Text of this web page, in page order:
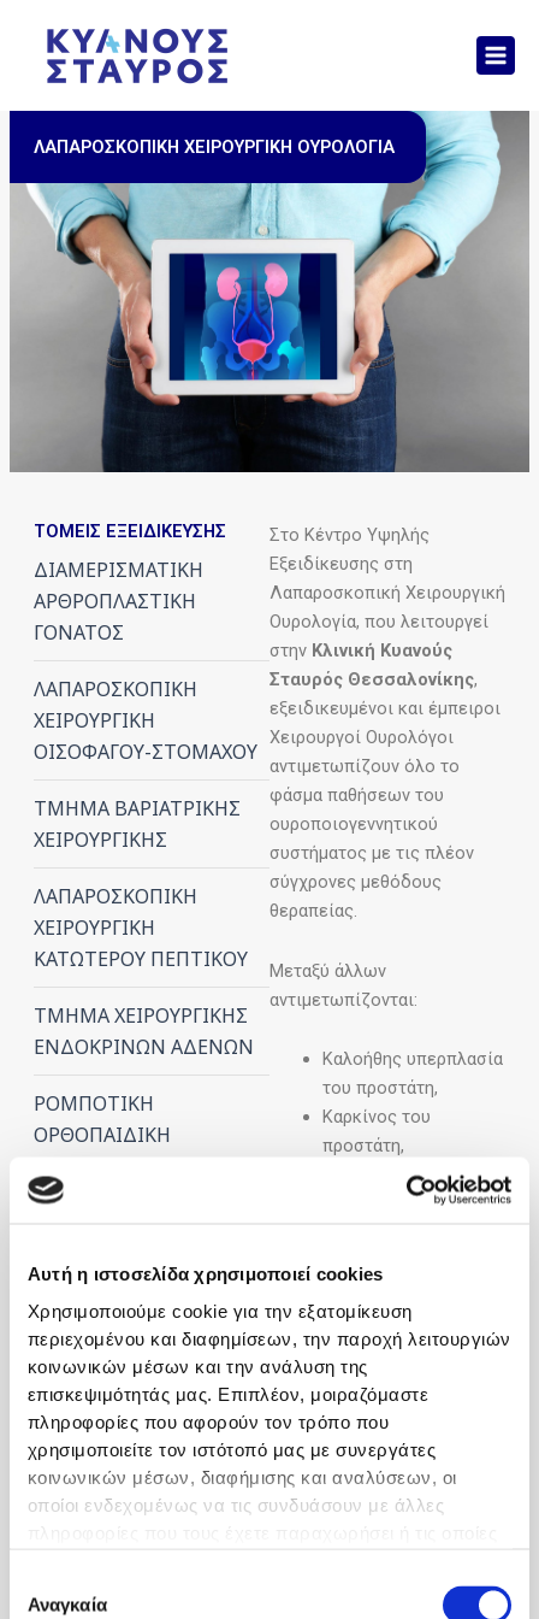
Αυτή η ιστοσελίδα χρησιμοποιεί cookies
Χρησιμοποιούμε cookie για την εξατομίκευση
περιεχομένου και διαφημίσεων, την παροχή λειτουργιών
κοινωνικών μέσων και την ανάλυση της
επισκεψιμότητάς μας. Επιπλέον, μοιραζόμαστε
πληροφορίες που αφορούν τον τρόπο που
χρησιμοποιείτε τον ιστότοπό μας με συνεργάτες
κοινωνικών μέσων, διαφήμισης και αναλύσεων, οι
οποίοι ενδεχομένως να τις συνδυάσουν με άλλες
συγκατάθεσης
Αναγκαία
περιεχόμενο
ΛΑΠΑΡΟΣΚΟΠΙΚΗ ΧΕΙΡΟΥΡΓΙΚΗ ΟΥΡΟΛΟΓΙΑ
ΤΟΜΕΙΣ ΕΞΕΙΔΙΚΕΥΣΗΣ
ΔΙΑΜΕΡΙΣΜΑΤΙΚΗ
ΑΡΘΡΟΠΛΑΣΤΙΚΗ
ΓΟΝΑΤΟΣ
ΛΑΠΑΡΟΣΚΟΠΙΚΗ
ΧΕΙΡΟΥΡΓΙΚΗ
ΟΙΣΟΦΑΓΟΥ-ΣΤΟΜΑΧΟΥ
ΤΜΗΜΑ ΒΑΡΙΑΤΡΙΚΗΣ
ΧΕΙΡΟΥΡΓΙΚΗΣ
ΛΑΠΑΡΟΣΚΟΠΙΚΗ
ΧΕΙΡΟΥΡΓΙΚΗ
ΚΑΤΩΤΕΡΟΥ ΠΕΠΤΙΚΟΥ
ΤΜΗΜΑ ΧΕΙΡΟΥΡΓΙΚΗΣ
ΕΝΔΟΚΡΙΝΩΝ ΑΔΕΝΩΝ
ΡΟΜΠΟΤΙΚΗ
ΟΡΘΟΠΑΙΔΙΚΗ
ΑΡΘΡΟΣΚΟΠΙΚΗ
ΑΡΘΡΟΠΛΑΣΤΙΚΗ
ΓΟΝΑΤΟΣ, ΙΣΧΙΟΥ, ΩΜΟΥ
ΚΑΙ ΑΓΚΩΝΑ
ΚΕΝΤΡΟ
ΑΝΤΙΜΕΤΩΠΙΣΗΣ
ΑΙΜΟΡΡΟΪΔΟΠΑΘΕΙΑΣ
ΚΑΙ ΠΕΡΙΠΡΩΚΤΙΚΩΝ
ΛΑΠΑΡΟΣΚΟΠΙΚΗ
Στο Κέντρο Υψηλής
Εξειδίκευσης στη
Λαπαροσκοπική Χειρουργική
Ουρολογία, που λειτουργεί
στην Κλινική Κυανούς
Σταυρός Θεσσαλονίκης,
εξειδικευμένοι και έμπειροι
Χειρουργοί Ουρολόγοι
αντιμετωπίζουν όλο το
φάσμα παθήσεων του
ουροποιογεννητικού
συστήματος με τις πλέον
σύγχρονες μεθόδους
θεραπείας.
Μεταξύ άλλων
αντιμετωπίζονται:
Καλοήθης υπερπλασία
του προστάτη,
Καρκίνος του
προστάτη,
Όγκοι ουροποιητικού,
Υπογονιμότητα,
Ακράτεια ούρων.
Οι επεμβάσεις που
πραγματοποιούνται ανοιχτά,
λαπαροσκοπικά ή με χρήση
laser είναι οι εξής:
ακράτεια ούρων